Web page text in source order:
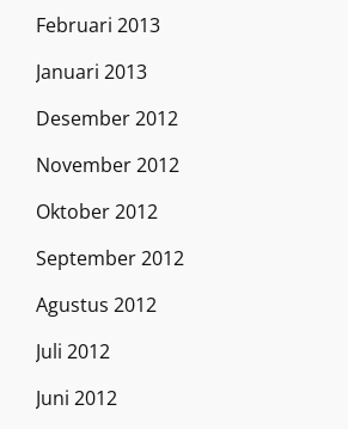
Februari 2013
Januari 2013
Desember 2012
November 2012
Oktober 2012
September 2012
Agustus 2012
Juli 2012
Juni 2012